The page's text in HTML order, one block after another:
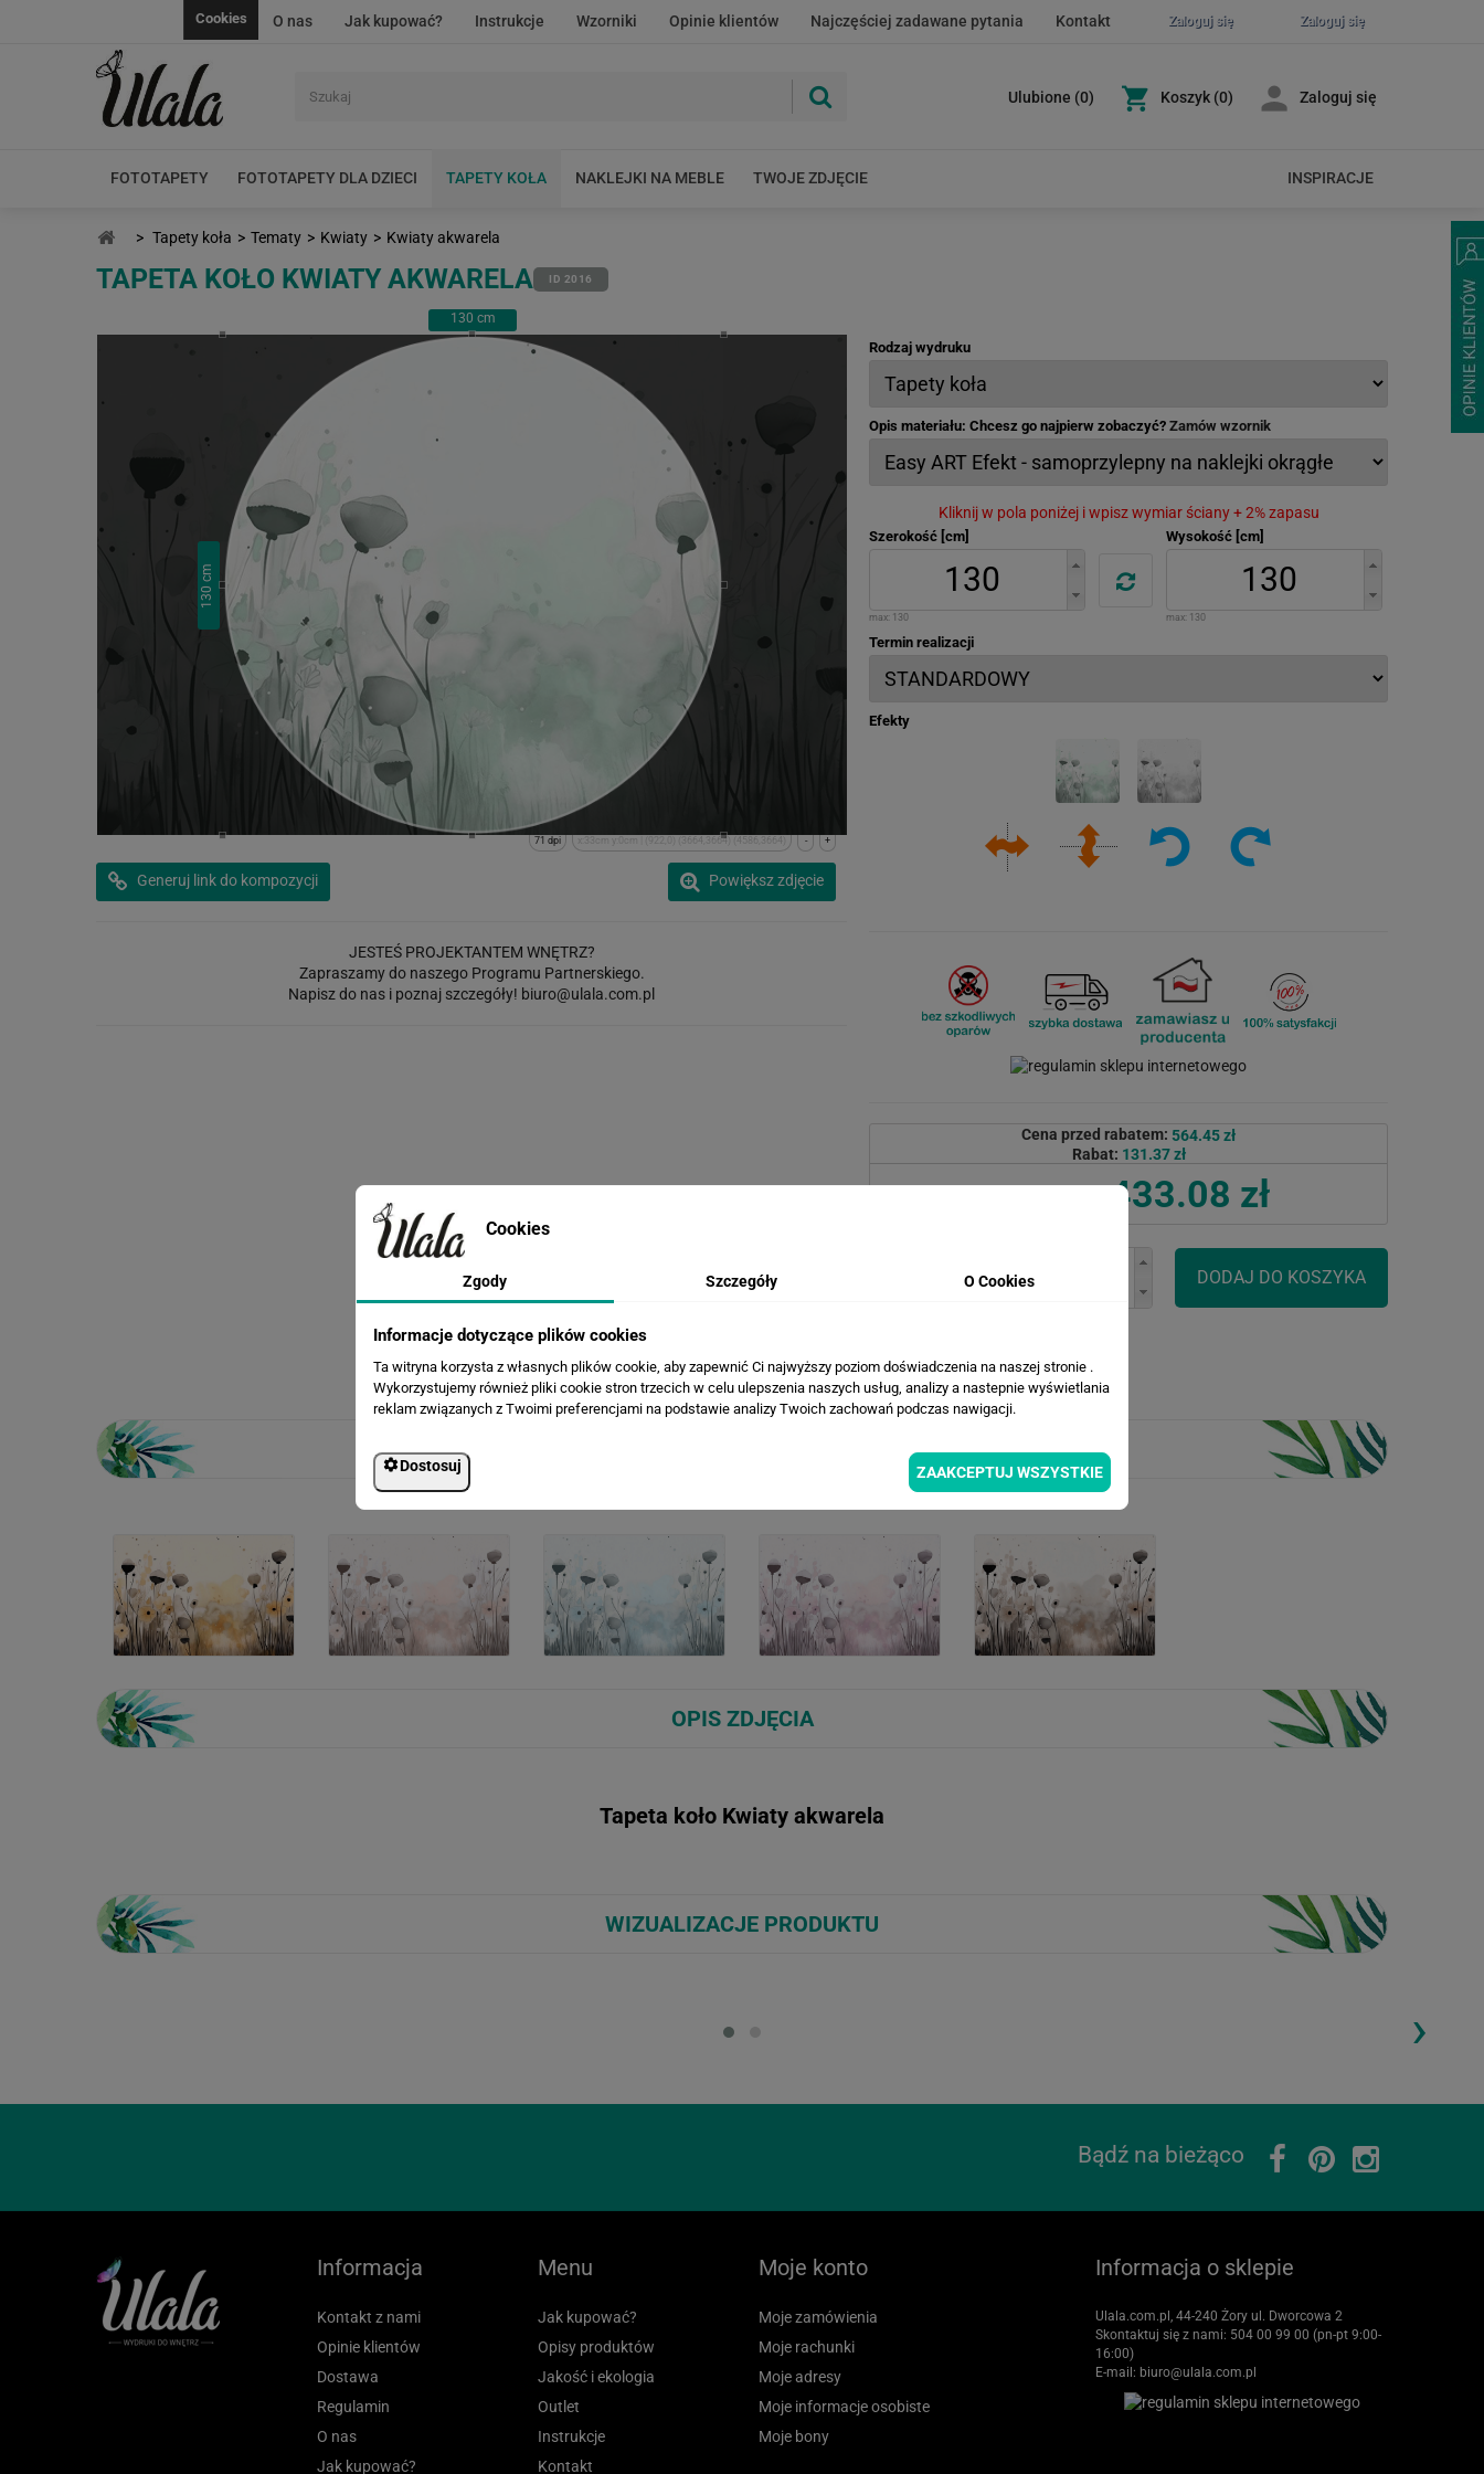
Zaloguj się
Zaloguj się
O nas Jak kupować? Instrukcje Wzorniki Opinie klientów Najczęściej zadawane pytania Kontakt
Cookies
Ulubione (0) Koszyk (0) Zaloguj się
FOTOTAPETY FOTOTAPETY DLA DZIECI TAPETY KOŁA NAKLEJKI NA MEBLE TWOJE ZDJĘCIE INSPIRACJE
> Tapety koła > Tematy > Kwiaty > Kwiaty akwarela
TAPETA KOŁO KWIATY AKWARELA ID 2016
130 cm
130
cm
+
-
x:33cm y:0cm | (922,0) (3664,3664) (4586,3664)
71 dpi
Powiększ zdjęcie
Generuj link do kompozycji
JESTEŚ PROJEKTANTEM WNĘTRZ?
Zapraszamy do naszego Programu Partnerskiego.
Napisz do nas i poznaj szczegóły! biuro@ulala.com.pl
Rodzaj wydruku
Opis materiału: Chcesz go najpierw zobaczyć? Zamów wzornik
Kliknij w pola poniżej i wpisz wymiar ściany + 2% zapasu
Szerokość [cm]
max: 130
Wysokość [cm]
max: 130
Termin realizacji
Efekty
Cena przed rabatem: 564.45 zł
Rabat: 131.37 zł
433.08 zł
OPIS ZDJĘCIA
Tapeta koło Kwiaty akwarela
WIZUALIZACJE PRODUKTU
Loading...
›
Bądź na bieżąco
Informacja
Kontakt z nami
Opinie klientów
Dostawa
Regulamin
O nas
Jak kupować?
Menu
Jak kupować?
Opisy produktów
Jakość i ekologia
Outlet
Instrukcje
Kontakt
Moje konto
Moje zamówienia
Moje rachunki
Moje adresy
Moje informacje osobiste
Moje bony
Informacja o sklepie
Ulala.com.pl, 44-240 Żory ul. Dworcowa 2
Skontaktuj się z nami: 504 00 99 00 (pn-pt 9:00-
16:00)
E-mail: biuro@ulala.com.pl
Cookies
Zgody Szczegóły O Cookies
Informacje dotyczące plików cookies
Ta witryna korzysta z własnych plików cookie, aby zapewnić Ci najwyższy poziom doświadczenia na naszej stronie .
Wykorzystujemy również pliki cookie stron trzecich w celu ulepszenia naszych usług, analizy a nastepnie wyświetlania
reklam związanych z Twoimi preferencjami na podstawie analizy Twoich zachowań podczas nawigacji.
Dostosuj ZAAKCEPTUJ WSZYSTKIE